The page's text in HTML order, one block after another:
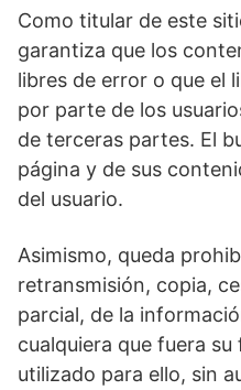
Como titular de este
garantiza que los
libres de error o que el
por parte de los
de terceras partes. El
página y de sus
del usuario.
Asimismo, queda
retransmisión, copia,
parcial, de la
cualquiera que fuera
utilizado para ello, sin